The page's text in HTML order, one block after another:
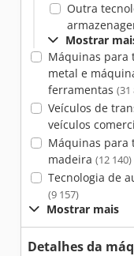
Outra
Mostrar
Máquinas para
metal e
ferramentas (31
Veículos de
veículos
Máquinas para
madeira (12 140)
Tecnologia de
(9 157)
Mostrar mais
Detalhes da